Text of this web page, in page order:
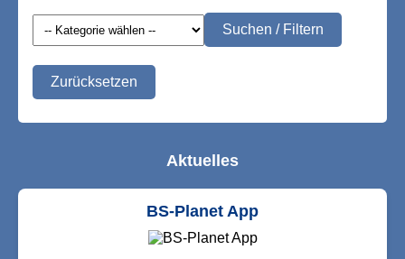
Suchen / Filtern
Zurücksetzen
Aktuelles
BS-Planet App